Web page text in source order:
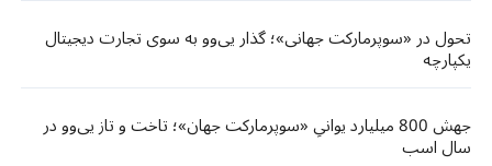
تحول در «سوپرمارکت جهانی»؛ گذار یی‌وو به سوی تجارت دیجیتال
یکپارچه
جهش 800 میلیارد یوانیِ «سوپرمارکت جهان»؛ تاخت و تاز یی‌وو در
سال اسب